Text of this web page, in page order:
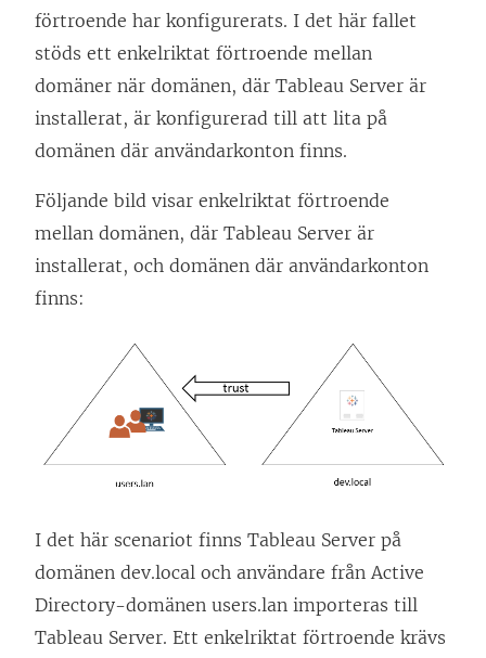
förtroende har konfigurerats. I det här fallet
stöds ett enkelriktat förtroende mellan
domäner när domänen, där Tableau Server är
installerat, är konfigurerad till att lita på
domänen där användarkonton finns.
Följande bild visar enkelriktat förtroende
mellan domänen, där Tableau Server är
installerat, och domänen där användarkonton
finns:
I det här scenariot finns Tableau Server på
domänen dev.local och användare från Active
Directory-domänen users.lan importeras till
Tableau Server. Ett enkelriktat förtroende krävs